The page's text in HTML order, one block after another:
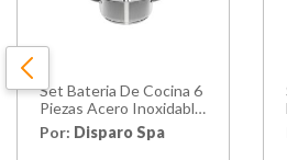
Uso
Set Bateria De Cocina 6
Piezas Acero Inoxidable
420-6ss Wens
Por: Disparo Spa